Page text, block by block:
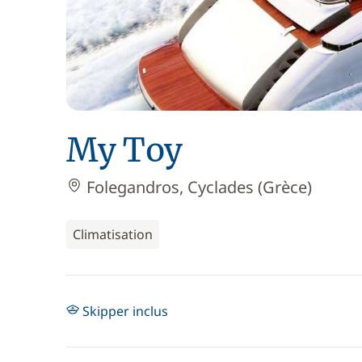
My Toy
Folegandros, Cyclades (Grèce)
Climatisation
Skipper inclus